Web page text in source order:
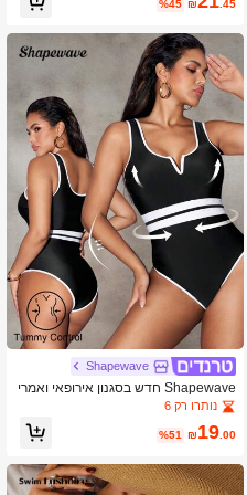
₪ .45
%45
Shapewave
Shapewave חדש בסגנון אירופאי ואמרי
נותרו רק 6
₪19.00
%51